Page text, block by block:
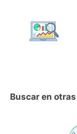
Buscar en